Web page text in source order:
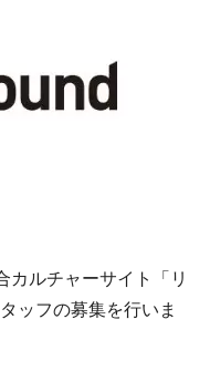
ルチャーサイト「リ
ッフの募集を行いま